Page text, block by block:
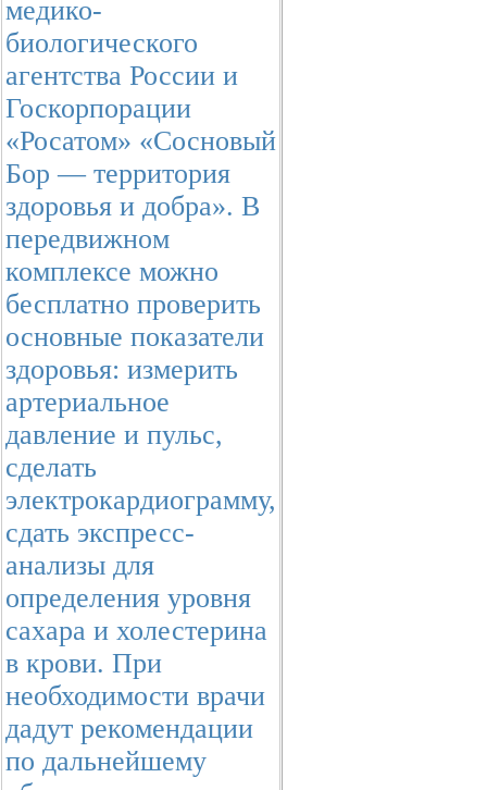
медико-
биологического
агентства России и
Госкорпорации
«Росатом» «Сосновый
Бор — территория
здоровья и добра». В
передвижном
комплексе можно
бесплатно проверить
основные показатели
здоровья: измерить
артериальное
давление и пульс,
сделать
электрокардиограмму,
сдать экспресс-
анализы для
определения уровня
сахара и холестерина
в крови. При
необходимости врачи
дадут рекомендации
по дальнейшему